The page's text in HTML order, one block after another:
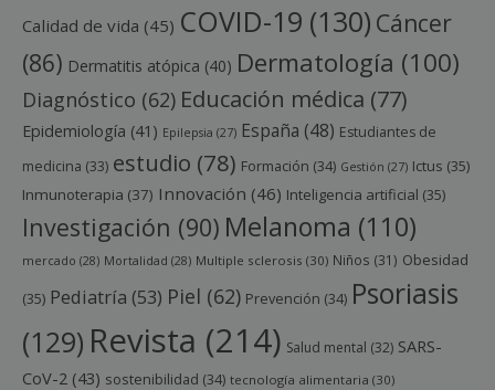
Calidad de vida (45) COVID-19 (130) Cáncer
(86) Dermatitis atópica (40) Dermatología (100)
Diagnóstico (62) Educación médica (77)
Epidemiología (41) Epilepsia (27) España (48) Estudiantes de
medicina (33) estudio (78) Formación (34) Gestión (27) Ictus (35)
Inmunoterapia (37) Innovación (46) Inteligencia artificial (35)
Investigación (90) Melanoma (110)
mercado (28) Mortalidad (28) Multiple sclerosis (30) Niños (31) Obesidad
(35) Pediatría (53) Piel (62) Prevención (34) Psoriasis
(129) Revista (214) Salud mental (32) SARS-
CoV-2 (43) sostenibilidad (34) tecnología alimentaria (30)